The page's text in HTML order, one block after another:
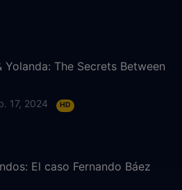
Yolanda: The Secrets Between
17, 2024 HD
El caso Fernando Báez